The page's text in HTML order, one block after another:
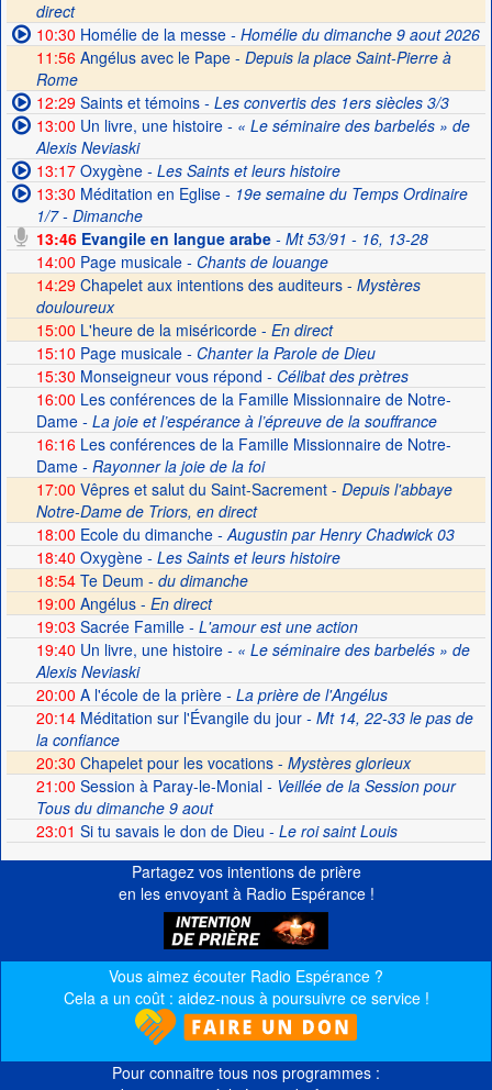
direct
10:30 Homélie de la messe- Homélie du dimanche 9 aout 2026
11:56 Angélus avec le Pape - Depuis la place Saint-Pierre à
Rome
12:29Saints et témoins- Les convertis des 1ers siècles 3/3
13:00 Un livre, une histoire- « Le séminaire des barbelés » de
Alexis Neviaski
13:17Oxygène- Les Saints et leurs histoire
13:30 Méditation en Eglise- 19e semaine du Temps Ordinaire
1/7 - Dimanche
13:46Evangile en langue arabe- Mt 53/91 - 16, 13-28
14:00 Page musicale- Chants de louange
14:29 Chapelet aux intentions des auditeurs - Mystères
douloureux
15:00 L'heure de la miséricorde - En direct
15:10 Page musicale- Chanter la Parole de Dieu
15:30 Monseigneur vous répond - Célibat des prètres
16:00 Les conférences de la Famille Missionnaire de Notre-
Dame- La joie et l’espérance à l’épreuve de la souffrance
16:16Les conférences de la Famille Missionnaire de Notre-
Dame- Rayonner la joie de la foi
17:00 Vêpres et salut du Saint-Sacrement - Depuis l'abbaye
Notre-Dame de Triors, en direct
18:00 Ecole du dimanche- Augustin par Henry Chadwick 03
18:40 Oxygène- Les Saints et leurs histoire
18:54Te Deum - du dimanche
19:00 Angélus - En direct
19:03 Sacrée Famille- L'amour est une action
19:40 Un livre, une histoire- « Le séminaire des barbelés » de
Alexis Neviaski
20:00 A l'école de la prière- La prière de l'Angélus
20:14Méditation sur l'Évangile du jour- Mt 14, 22-33 le pas de
la confiance
20:30 Chapelet pour les vocations - Mystères glorieux
21:00 Session à Paray-le-Monial- Veillée de la Session pour
Tous du dimanche 9 aout
23:01 Si tu savais le don de Dieu - Le roi saint Louis
Partagez vos intentions de prière
en les envoyant à Radio Espérance !
Vous aimez écouter Radio Espérance ?
Cela a un coût : aidez-nous à poursuivre ce service !
Pour connaitre tous nos programmes :